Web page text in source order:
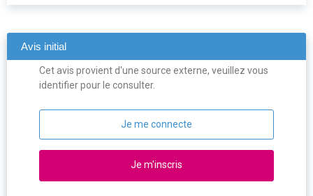
Avis initial
Cet avis provient d'une source externe, veuillez vous
identifier pour le consulter.
Je me connecte
Je m'inscris